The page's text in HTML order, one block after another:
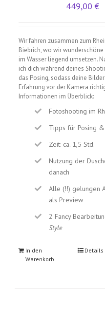
449,00 €
Wir fahren zusammen zum
Biebrich, wo wir
im Wasser liegend umsetzen.
ich dich während deines
das Posing, sodass deine
Erfahrung vor der Kamera
Informationen im Überblick:
Fotoshooting im
Tipps für Posing
Zeit: ca. 1,5 Std.
Nutzung der
danach
Alle (!!) gelungen
als Preview
2 Fancy
Style
In den
Warenkorb
Details